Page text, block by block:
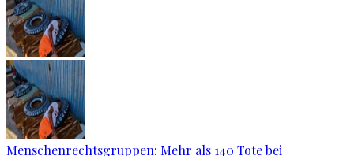
Menschenrechtsgruppen: Mehr als 140 Tote bei